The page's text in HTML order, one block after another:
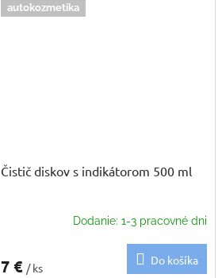
autokozmetika
Čistič diskov s indikátorom 500 ml
Dodanie: 1-3 pracovné dni
7 € / ks
Do košíka